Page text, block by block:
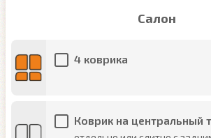
Салон
4 коврика
Коврик на центральный